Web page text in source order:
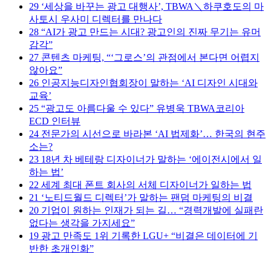
29 ‘세상을 바꾸는 광고 대행사’, TBWA＼하쿠호도의 마
사토시 우사미 디렉터를 만나다
28 “AI가 광고 만드는 시대? 광고인의 진짜 무기는 유머
감각”
27 콘텐츠 마케팅, “‘그로스’의 관점에서 본다면 어렵지
않아요”
26 인공지능디자인협회장이 말하는 ‘AI 디자인 시대와
교육’
25 “광고도 아름다울 수 있다” 유병욱 TBWA코리아
ECD 인터뷰
24 전문가의 시선으로 바라본 ‘AI 법제화’… 한국의 현주
소는?
23 18년 차 베테랑 디자이너가 말하는 ‘에이전시에서 일
하는 법’
22 세계 최대 폰트 회사의 서체 디자이너가 일하는 법
21 ‘노티드월드 디렉터’가 말하는 팬덤 마케팅의 비결
20 기업이 원하는 인재가 되는 길… “경력개발에 실패란
없다는 생각을 가지세요”
19 광고 만족도 1위 기록한 LGU+ “비결은 데이터에 기
반한 초개인화”